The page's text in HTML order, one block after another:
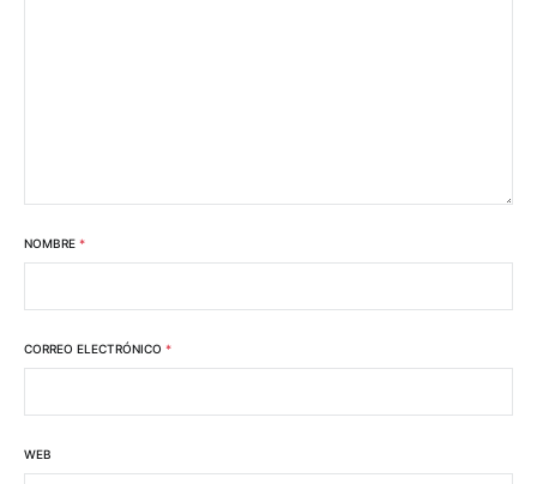
NOMBRE *
CORREO ELECTRÓNICO *
WEB